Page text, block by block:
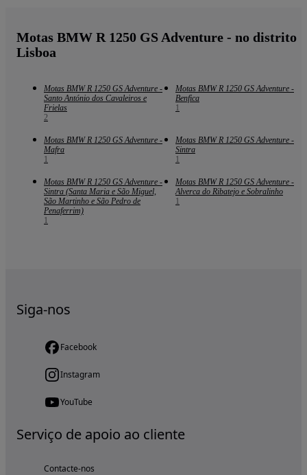
Motas BMW R 1250 GS Adventure - no distrito
Lisboa
Motas BMW R 1250 GS Adventure -
Santo António dos Cavaleiros e
Frielas
2
Motas BMW R 1250 GS Adventure -
Benfica
1
Motas BMW R 1250 GS Adventure -
Mafra
1
Motas BMW R 1250 GS Adventure -
Sintra
1
Motas BMW R 1250 GS Adventure -
Sintra (Santa Maria e São Miguel,
São Martinho e São Pedro de
Penaferrim)
1
Motas BMW R 1250 GS Adventure -
Alverca do Ribatejo e Sobralinho
1
Siga-nos
Facebook
Instagram
YouTube
Serviço de apoio ao cliente
Contacte-nos